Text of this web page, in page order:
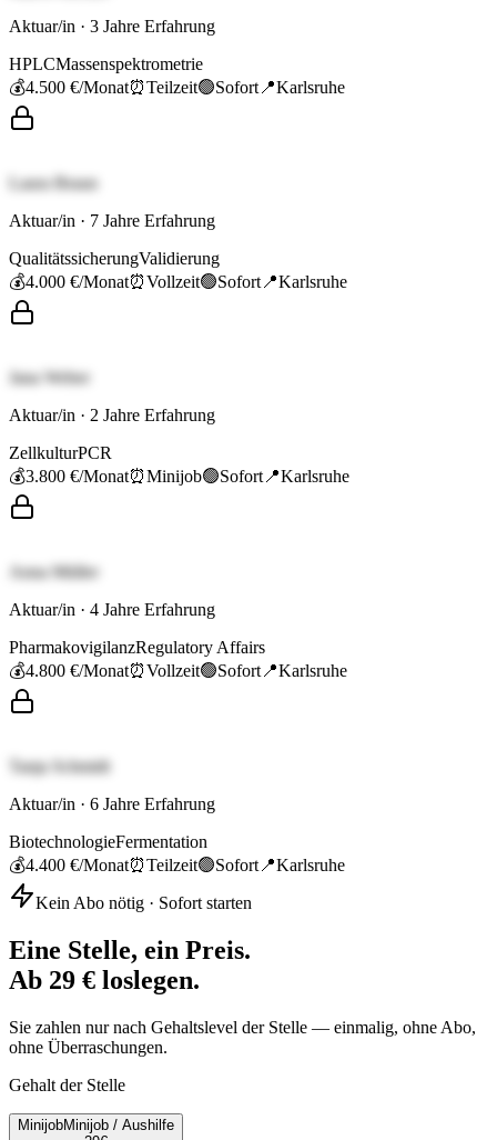
Aktuar/in · 3 Jahre Erfahrung
HPLCMassenspektrometrie
💰4.500 €/Monat⏰Teilzeit🟢Sofort 📍Karlsruhe
Laura Braun
Aktuar/in · 7 Jahre Erfahrung
QualitätssicherungValidierung
💰4.000 €/Monat⏰Vollzeit🟢Sofort 📍Karlsruhe
Jana Weber
Aktuar/in · 2 Jahre Erfahrung
ZellkulturPCR
💰3.800 €/Monat⏰Minijob🟢Sofort 📍Karlsruhe
Anna Müller
Aktuar/in · 4 Jahre Erfahrung
PharmakovigilanzRegulatory Affairs
💰4.800 €/Monat⏰Vollzeit🟢Sofort 📍Karlsruhe
Tanja Schmidt
Aktuar/in · 6 Jahre Erfahrung
BiotechnologieFermentation
💰4.400 €/Monat⏰Teilzeit🟢Sofort 📍Karlsruhe
Kein Abo nötig · Sofort starten
Eine Stelle, ein Preis.
Ab 29 € loslegen.
Sie zahlen nur nach Gehaltslevel der Stelle — einmalig, ohne Abo,
ohne Überraschungen.
Gehalt der Stelle
MinijobMinijob / Aushilfe